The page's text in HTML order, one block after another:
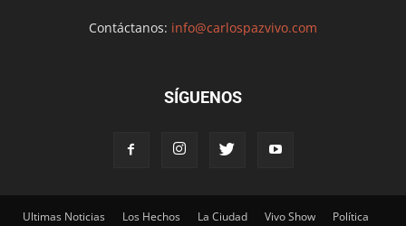
Contáctanos: info@carlospazvivo.com
SÍGUENOS
Ultimas Noticias Los Hechos La Ciudad Vivo Show Política